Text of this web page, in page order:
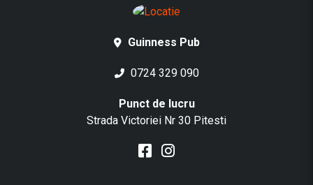
Guinness Pub
0724 329 090
Punct de lucru
Strada Victoriei Nr 30 Pitesti